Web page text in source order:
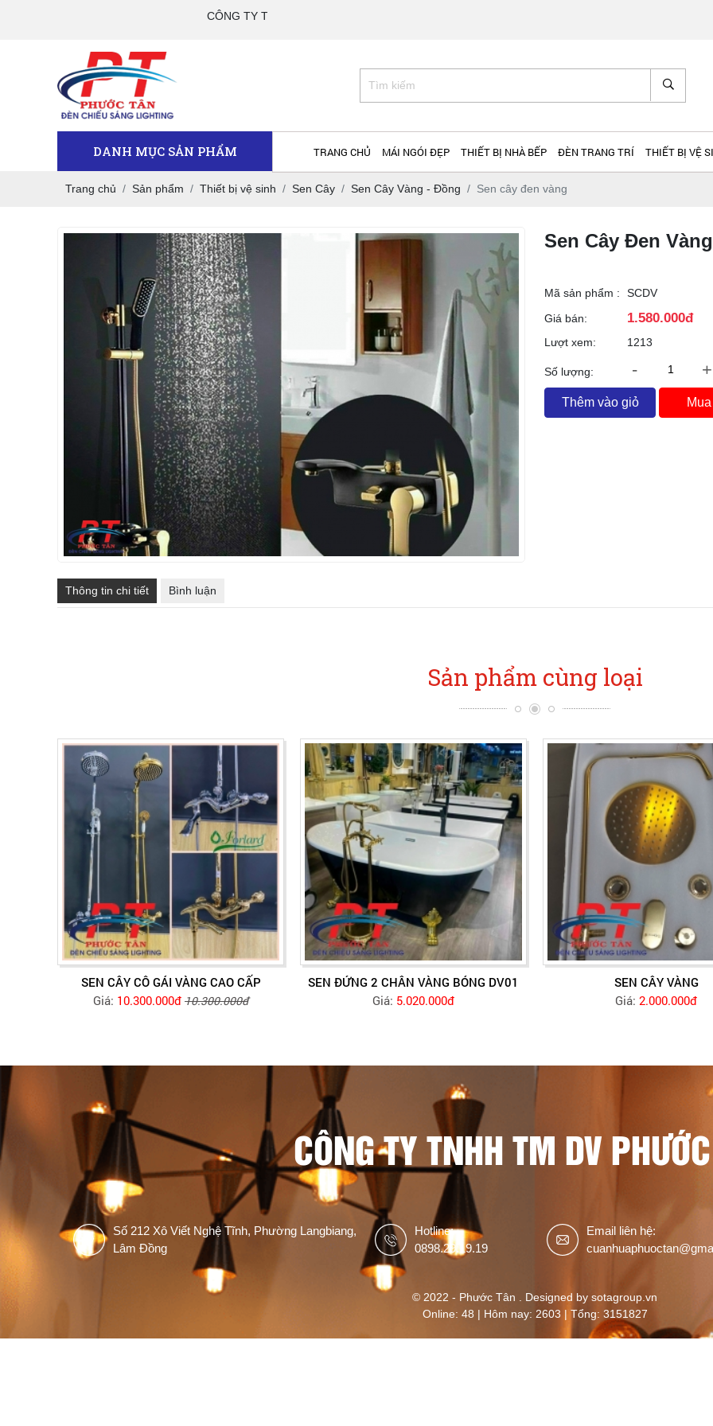
CÔNG TY TNHH TM DV PHƯỚC TÂN
DANH MỤC SẢN PHẨM TRANG CHỦ MÁI NGÓI ĐẸP THIẾT BỊ NHÀ BẾP ĐÈN TRANG TRÍ THIẾT BỊ VỆ
Trang chủ Sản phẩm Thiết bị vệ sinh Sen Cây Sen Cây Vàng - Đồng Sen cây đen vàng
Sen Cây Đen Vàng
Mã sản phẩm :
SCDV
Giá bán:
1.580.000đ
Lượt xem: 1213
Số lượng: - +
Thêm vào giỏ
Thông tin chi tiết Bình luận
Sản phẩm cùng loại
SEN CÂY CÔ GÁI VÀNG CAO CẤP
Giá: 10.300.000đ 10.300.000đ
SEN ĐỨNG 2 CHÂN VÀNG BÓNG DV01
Giá: 5.020.000đ
SEN CÂY VÀNG
Giá: 2.000.000đ
CÔNG TY TNHH TM DV
Số 212 Xô Viết Nghệ Tĩnh, Phường Langbiang,
Lâm Đồng
Hotline:
0898.29.19.19
Email liên hệ:
© 2022 - Phước Tân . Designed by sotagroup.vn
Online: 48 | Hôm nay: 2603 | Tổng: 3151827